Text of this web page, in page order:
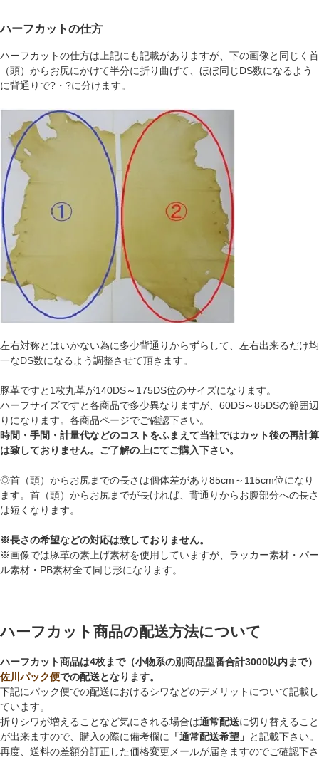
ハーフカットの仕方
ハーフカットの仕方は上記にも記載がありますが、下の画像と同じく首
（頭）からお尻にかけて半分に折り曲げて、ほぼ同じDS数になるよう
に背通りで?・?に分けます。
左右対称とはいかない為に多少背通りからずらして、左右出来るだけ均
一なDS数になるよう調整させて頂きます。
豚革ですと1枚丸革が140DS～175DS位のサイズになります。
ハーフサイズですと各商品で多少異なりますが、60DS～85DSの範囲辺
りになります。各商品ページでご確認下さい。
時間・手間・計量代などのコストをふまえて当社ではカット後の再計算
は致しておりません。ご了解の上にてご購入下さい。
◎首（頭）からお尻までの長さは個体差があり85cm～115cm位になり
ます。首（頭）からお尻までが長ければ、背通りからお腹部分への長さ
は短くなります。
※長さの希望などの対応は致しておりません。
※画像では豚革の素上げ素材を使用していますが、ラッカー素材・パー
ル素材・PB素材全て同じ形になります。
ハーフカット商品の配送方法について
ハーフカット商品は4枚まで（小物系の別商品型番合計3000以内まで）
佐川パック便での配送となります。
下記にパック便での配送におけるシワなどのデメリットについて記載し
ています。
折りシワが増えることなど気にされる場合は通常配送に切り替えること
が出来ますので、購入の際に備考欄に
「通常配送希望」 と記載下さい。
再度、送料の差額分訂正した価格変更メールが届きますのでご確認下さ